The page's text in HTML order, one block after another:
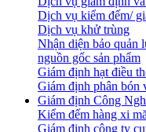
Dịch vụ kiểm đếm/
Dịch vụ khử trùng
Nhận diện bảo quản
nguồn gốc sản phẩm
Giám định hạt điều
Giám định phân bón
Giám định Công
Kiểm đếm hàng xi
Giám định công ty